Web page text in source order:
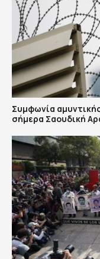
Συμφωνία
σήμερα Σαουδική